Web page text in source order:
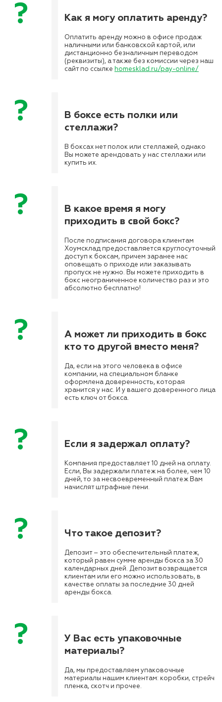
Как я могу оплатить аренду?
Оплатить аренду можно в офисе продаж
наличными или банковской картой, или
дистанционно безналичным переводом
(реквизиты), а также без комиссии через наш
сайт по ссылке homesklad.ru/pay-online/
В боксе есть полки или
стеллажи?
В боксах нет полок или стеллажей, однако
Вы можете арендовать у нас стеллажи или
купить их.
В какое время я могу
приходить в свой бокс?
После подписания договора клиентам
Хоумсклад предоставляется круглосуточный
доступ к боксам, причем заранее нас
оповещать о приходе или заказывать
пропуск не нужно. Вы можете приходить в
бокс неограниченное количество раз и это
абсолютно бесплатно!
А может ли приходить в бокс
кто то другой вместо меня?
Да, если на этого человека в офисе
компании, на специальном бланке
оформлена доверенность, которая
хранится у нас. И у вашего доверенного лица
есть ключ от бокса.
Если я задержал оплату?
Компания предоставляет 10 дней на оплату.
Если, Вы задержали платеж на более, чем 10
дней, то за несвоевременный платеж Вам
начислят штрафные пени.
Что такое депозит?
Депозит – это обеспечительный платеж,
который равен сумме аренды бокса за 30
календарных дней. Депозит возвращается
клиентам или его можно использовать, в
качестве оплаты за последние 30 дней
аренды бокса.
У Вас есть упаковочные
материалы?
Да, мы предоставляем упаковочные
материалы нашим клиентам: коробки, стрейч
пленка, скотч и прочее.